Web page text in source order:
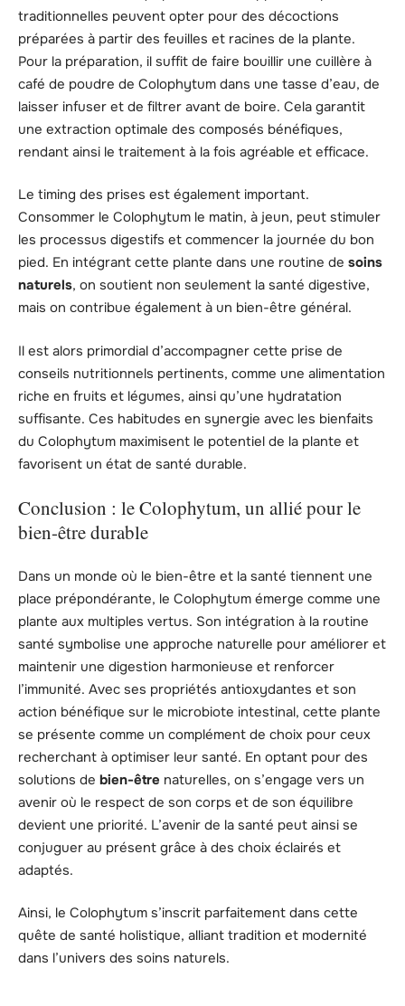
traditionnelles peuvent opter pour des décoctions
préparées à partir des feuilles et racines de la plante.
Pour la préparation, il suffit de faire bouillir une cuillère à
café de poudre de Colophytum dans une tasse d’eau, de
laisser infuser et de filtrer avant de boire. Cela garantit
une extraction optimale des composés bénéfiques,
rendant ainsi le traitement à la fois agréable et efficace.
Le timing des prises est également important.
Consommer le Colophytum le matin, à jeun, peut stimuler
les processus digestifs et commencer la journée du bon
pied. En intégrant cette plante dans une routine de soins
naturels, on soutient non seulement la santé digestive,
mais on contribue également à un bien-être général.
Il est alors primordial d’accompagner cette prise de
conseils nutritionnels pertinents, comme une alimentation
riche en fruits et légumes, ainsi qu’une hydratation
suffisante. Ces habitudes en synergie avec les bienfaits
du Colophytum maximisent le potentiel de la plante et
favorisent un état de santé durable.
Conclusion : le Colophytum, un allié pour le
bien-être durable
Dans un monde où le bien-être et la santé tiennent une
place prépondérante, le Colophytum émerge comme une
plante aux multiples vertus. Son intégration à la routine
santé symbolise une approche naturelle pour améliorer et
maintenir une digestion harmonieuse et renforcer
l’immunité. Avec ses propriétés antioxydantes et son
action bénéfique sur le microbiote intestinal, cette plante
se présente comme un complément de choix pour ceux
recherchant à optimiser leur santé. En optant pour des
solutions de bien-être naturelles, on s’engage vers un
avenir où le respect de son corps et de son équilibre
devient une priorité. L’avenir de la santé peut ainsi se
conjuguer au présent grâce à des choix éclairés et
adaptés.
Ainsi, le Colophytum s’inscrit parfaitement dans cette
quête de santé holistique, alliant tradition et modernité
dans l’univers des soins naturels.